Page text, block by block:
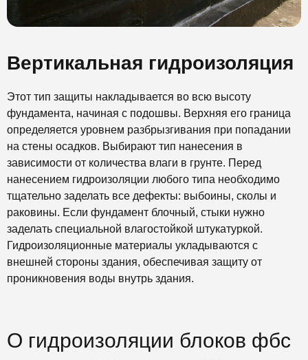
Вертикальная гидроизоляция
Этот тип защиты накладывается во всю высоту
фундамента, начиная с подошвы. Верхняя его граница
определяется уровнем разбрызгивания при попадании
на стены осадков. Выбирают тип нанесения в
зависимости от количества влаги в грунте. Перед
нанесением гидроизоляции любого типа необходимо
тщательно заделать все дефекты: выбоины, сколы и
раковины. Если фундамент блочный, стыки нужно
заделать специальной влагостойкой штукатуркой.
Гидроизоляционные материалы укладываются с
внешней стороны здания, обеспечивая защиту от
проникновения воды внутрь здания.
О гидроизоляции блоков фбс